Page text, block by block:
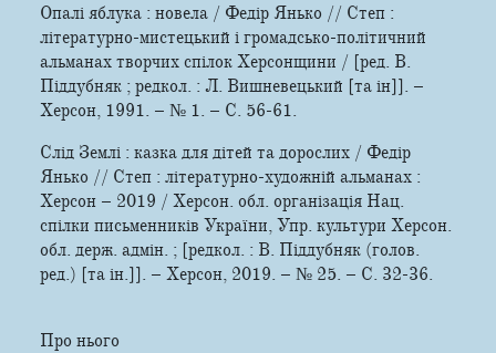
Опалі яблука : новела / Федір Янько // Степ :
літературно-мистецький і громадсько-політичний
альманах творчих спілок Херсонщини / [ред. В.
Піддубняк ; редкол. : Л. Вишневецький [та ін]]. –
Херсон, 1991. – № 1. – С. 56-61.
Слід Землі : казка для дітей та дорослих / Федір
Янько // Степ : літературно-художній альманах :
Херсон – 2019 / Херсон. обл. організація Нац.
спілки письменників України, Упр. культури Херсон.
обл. держ. адмін. ; [редкол. : В. Піддубняк (голов.
ред.) [та ін.]]. – Херсон, 2019. – № 25. – С. 32-36.
Про нього